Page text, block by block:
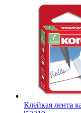
Клейкая лента